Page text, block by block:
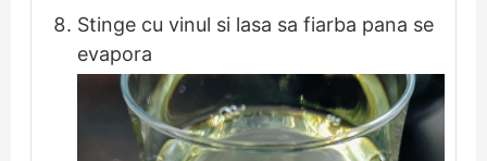
Stinge cu vinul si lasa sa fiarba pana se
evapora